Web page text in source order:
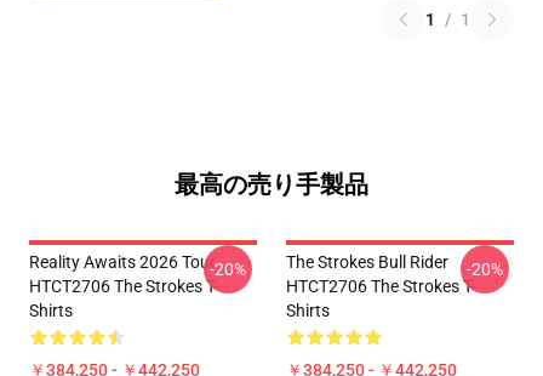
1 / 1
最高の売り手製品
Reality Awaits 2026 Tour
HTCT2706 The Strokes T-
Shirts
￥384,250 - ￥442,250
-20%
The Strokes Bull Rider
HTCT2706 The Strokes T-
Shirts
￥384,250 - ￥442,250
-20%